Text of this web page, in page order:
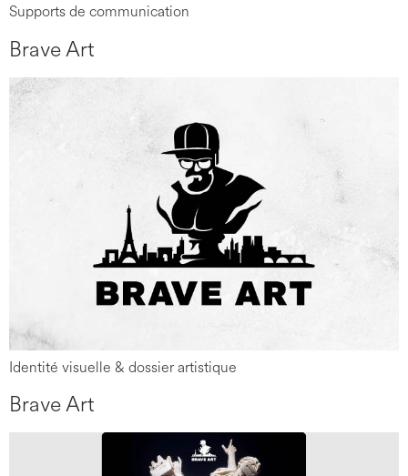
Supports de communication
Brave Art
Identité visuelle & dossier artistique
Brave Art